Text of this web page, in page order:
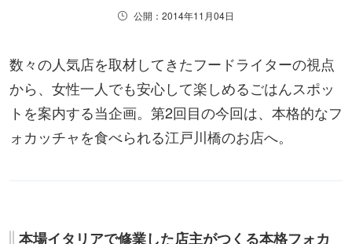
公開：2014年11月04日
数々の人気店を取材してきたフードライターの視点
から、女性一人でも安心して楽しめるごはんスポッ
トを案内する当企画。第2回目の今回は、本格的なフ
ォカッチャを食べられる江戸川橋のお店へ。
本場イタリアで修業した店主がつくる本格フォカ